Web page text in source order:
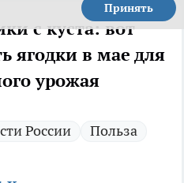
Принять
с куста: вот
ягодки в мае для
урожая
России Польза